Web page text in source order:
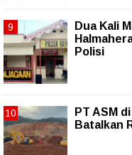
Dua Kali
Polisi
PT ASM
Batalkan